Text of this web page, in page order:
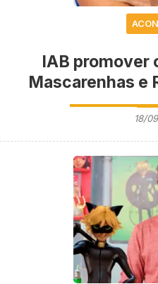
IAB promover
Mascarenhas e
18/